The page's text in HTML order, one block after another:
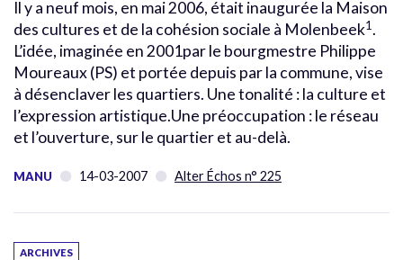
Il y a neuf mois, en mai 2006, était inaugurée la Maison
des cultures et de la cohésion sociale à Molenbeek1.
L’idée, imaginée en 2001par le bourgmestre Philippe
Moureaux (PS) et portée depuis par la commune, vise
à désenclaver les quartiers. Une tonalité : la culture et
l’expression artistique.Une préoccupation : le réseau
et l’ouverture, sur le quartier et au-delà.
MANU 14-03-2007 Alter Échos n° 225
ARCHIVES